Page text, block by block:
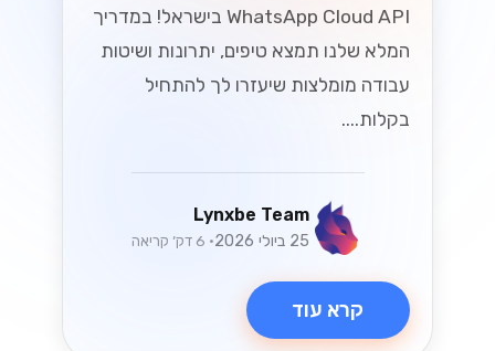
עבור SMBs
ישראליים
Business API עבור SMBs ישראליים! גלו
כיצד לשפר את המעורבות של הלקוחות
ולהניע מכירות בשוק תחרותי....
Lynxbe Team